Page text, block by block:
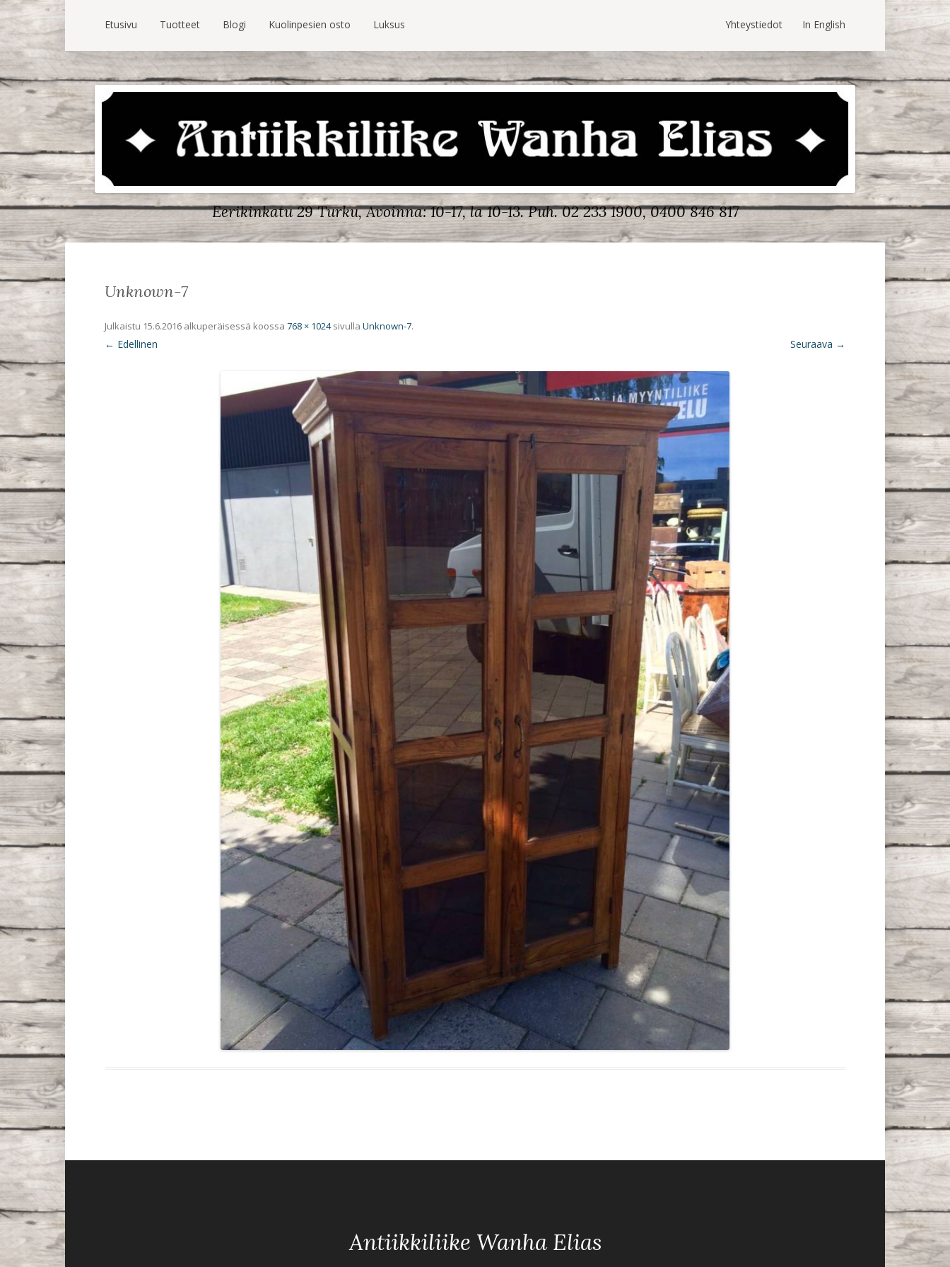
Etusivu Tuotteet Blogi Kuolinpesien osto Luksus In English
Yhteystiedot
Eerikinkatu 29 Turku, Avoinna: 10-17, la 10-13.Puh. 02 233 1900, 0400 846 817
Unknown-7
Julkaistu 15.6.2016 alkuperäisessä koossa 768 × 1024sivulla Unknown-7.
← Edellinen Seuraava →
Antiikkiliike Wanha Elias